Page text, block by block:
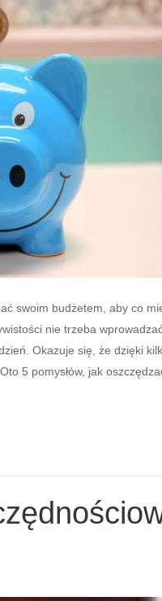
swoim budżetem, aby co
nie trzeba
Okazuje się, że dzięki
5 pomysłów, jak